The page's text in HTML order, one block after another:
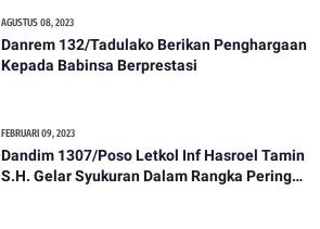
AGUSTUS 08, 2023
Danrem 132/Tadulako Berikan Penghargaan
Kepada Babinsa Berprestasi
FEBRUARI 09, 2023
Dandim 1307/Poso Letkol Inf Hasroel Tamin
S.H. Gelar Syukuran Dalam Rangka Peringati